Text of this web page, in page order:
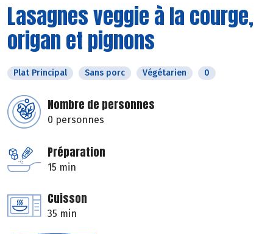
Lasagnes veggie à la courge,
origan et pignons
Plat Principal Sans porc Végétarien 0
Nombre de personnes
0 personnes
Préparation
15 min
Cuisson
35 min